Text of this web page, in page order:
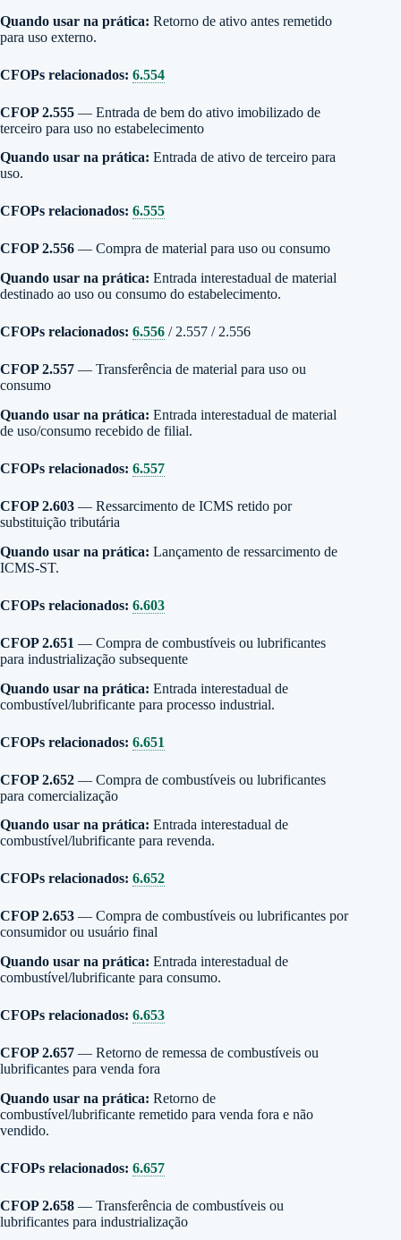
Quando usar na prática: Retorno de ativo antes remetido
para uso externo.
CFOPs relacionados: 6.554
CFOP 2.555 — Entrada de bem do ativo imobilizado de
terceiro para uso no estabelecimento
Quando usar na prática: Entrada de ativo de terceiro para
uso.
CFOPs relacionados: 6.555
CFOP 2.556 — Compra de material para uso ou consumo
Quando usar na prática: Entrada interestadual de material
destinado ao uso ou consumo do estabelecimento.
CFOPs relacionados: 6.556 / 2.557 / 2.556
CFOP 2.557 — Transferência de material para uso ou
consumo
Quando usar na prática: Entrada interestadual de material
de uso/consumo recebido de filial.
CFOPs relacionados: 6.557
CFOP 2.603 — Ressarcimento de ICMS retido por
substituição tributária
Quando usar na prática: Lançamento de ressarcimento de
ICMS-ST.
CFOPs relacionados: 6.603
CFOP 2.651 — Compra de combustíveis ou lubrificantes
para industrialização subsequente
Quando usar na prática: Entrada interestadual de
combustível/lubrificante para processo industrial.
CFOPs relacionados: 6.651
CFOP 2.652 — Compra de combustíveis ou lubrificantes
para comercialização
Quando usar na prática: Entrada interestadual de
combustível/lubrificante para revenda.
CFOPs relacionados: 6.652
CFOP 2.653 — Compra de combustíveis ou lubrificantes por
consumidor ou usuário final
Quando usar na prática: Entrada interestadual de
combustível/lubrificante para consumo.
CFOPs relacionados: 6.653
CFOP 2.657 — Retorno de remessa de combustíveis ou
lubrificantes para venda fora
Quando usar na prática: Retorno de
combustível/lubrificante remetido para venda fora e não
vendido.
CFOPs relacionados: 6.657
CFOP 2.658 — Transferência de combustíveis ou
lubrificantes para industrialização